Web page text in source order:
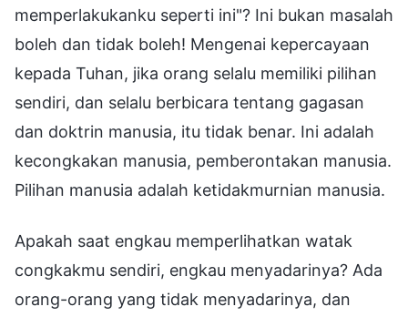
memperlakukanku seperti ini"? Ini bukan masalah
boleh dan tidak boleh! Mengenai kepercayaan
kepada Tuhan, jika orang selalu memiliki pilihan
sendiri, dan selalu berbicara tentang gagasan
dan doktrin manusia, itu tidak benar. Ini adalah
kecongkakan manusia, pemberontakan manusia.
Pilihan manusia adalah ketidakmurnian manusia.
Apakah saat engkau memperlihatkan watak
congkakmu sendiri, engkau menyadarinya? Ada
orang-orang yang tidak menyadarinya, dan